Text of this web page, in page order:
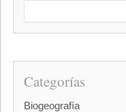
Categorías
Biogeografía